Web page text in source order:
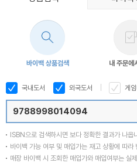
바이백 상품검색 내 주문에
국내도서 외국도서 게
ISBN으로 검색하시면 보다 정확한 결과가 나옵
바이백 가능 여부 및 매입가는 재고 상황에 따라
매장 바이백 시 조회한 매입가와 매입여부는 실